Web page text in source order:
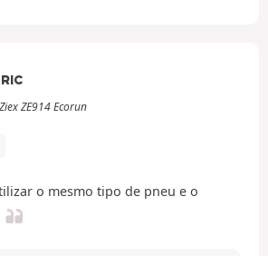
ZE914 Ecorun
o mesmo tipo de pneu e o